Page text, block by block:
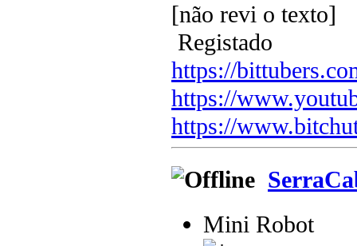
[não revi o texto]
Registado
https://
https://
https://
Mini Robot